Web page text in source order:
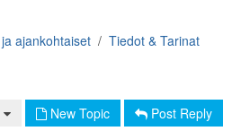
ajankohtaiset Tiedot & Tarinat
New Topic Post Reply